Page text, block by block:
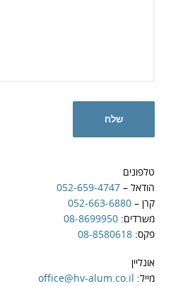
טלפונים
הודאל – 052-659-4747
קרן – 052-663-6880
משרדים: 08-8699950
פקס: 08-8580618
אונליין
מייל: office@hv-alum.co.il